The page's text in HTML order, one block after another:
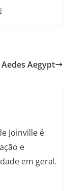
]
Aegypt
Joinville é
e
em geral.